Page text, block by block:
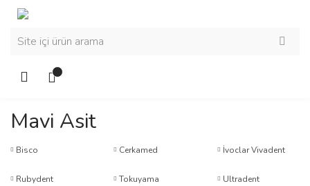
Mavi Asit
Bisco Cerkamed İvoclar Vivadent
Rubydent Tokuyama Ultradent